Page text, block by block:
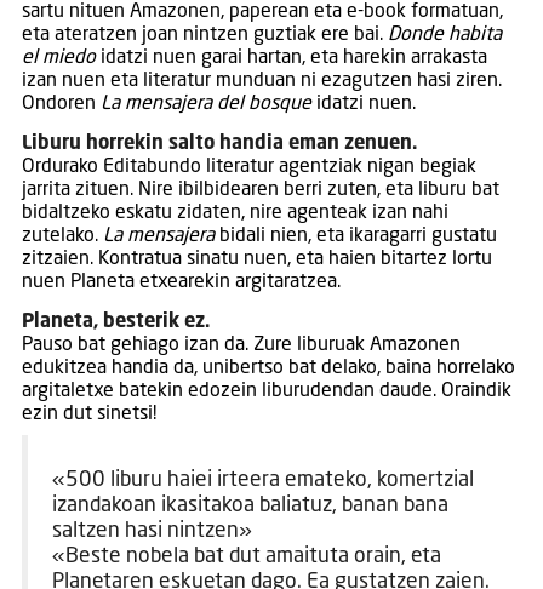
sartu nituen Amazonen, paperean eta e-book formatuan,
eta ateratzen joan nintzen guztiak ere bai. Donde habita
el miedoidatzi nuen garai hartan, eta harekin arrakasta
izan nuen eta literatur munduan ni ezagutzen hasi ziren.
Ondoren La mensajera del bosqueidatzi nuen.
Liburu horrekin salto handia eman zenuen.
Ordurako Editabundo literatur agentziak nigan begiak
jarrita zituen. Nire ibilbidearen berri zuten, eta liburu bat
bidaltzeko eskatu zidaten, nire agenteak izan nahi
zutelako. La mensajerabidali nien, eta ikaragarri gustatu
zitzaien. Kontratua sinatu nuen, eta haien bitartez lortu
nuen Planeta etxearekin argitaratzea.
Planeta, besterik ez.
Pauso bat gehiago izan da. Zure liburuak Amazonen
edukitzea handia da, unibertso bat delako, baina horrelako
argitaletxe batekin edozein liburudendan daude. Oraindik
ezin dut sinetsi!
«500 liburu haiei irteera emateko, komertzial
izandakoan ikasitakoa baliatuz, banan bana
saltzen hasi nintzen»
«Beste nobela bat dut amaituta orain, eta
Planetaren eskuetan dago. Ea gustatzen zaien.